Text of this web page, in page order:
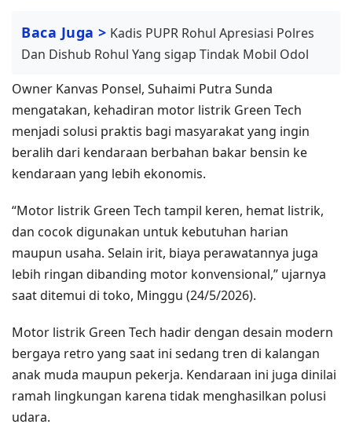
Baca Juga > Kadis PUPR Rohul Apresiasi Polres
Dan Dishub Rohul Yang sigap Tindak Mobil Odol
Owner Kanvas Ponsel, Suhaimi Putra Sunda
mengatakan, kehadiran motor listrik Green Tech
menjadi solusi praktis bagi masyarakat yang ingin
beralih dari kendaraan berbahan bakar bensin ke
kendaraan yang lebih ekonomis.
“Motor listrik Green Tech tampil keren, hemat listrik,
dan cocok digunakan untuk kebutuhan harian
maupun usaha. Selain irit, biaya perawatannya juga
lebih ringan dibanding motor konvensional,” ujarnya
saat ditemui di toko, Minggu (24/5/2026).
Motor listrik Green Tech hadir dengan desain modern
bergaya retro yang saat ini sedang tren di kalangan
anak muda maupun pekerja. Kendaraan ini juga dinilai
ramah lingkungan karena tidak menghasilkan polusi
udara.